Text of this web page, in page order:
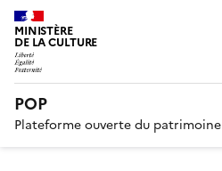
MINISTÈRE
DE LA CULTURE
POP
Plateforme ouverte du patrimoine